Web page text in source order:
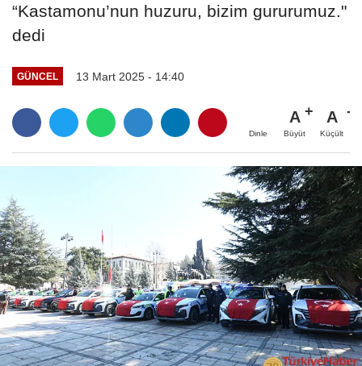
“Kastamonu’nun huzuru, bizim gururumuz."
dedi
GÜNCEL 13 Mart 2025 - 14:40
Dinle
A
Büyüt
A
Küçült